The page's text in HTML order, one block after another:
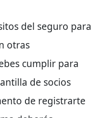
del seguro para
otras
cumplir para
de socios
de registrarte